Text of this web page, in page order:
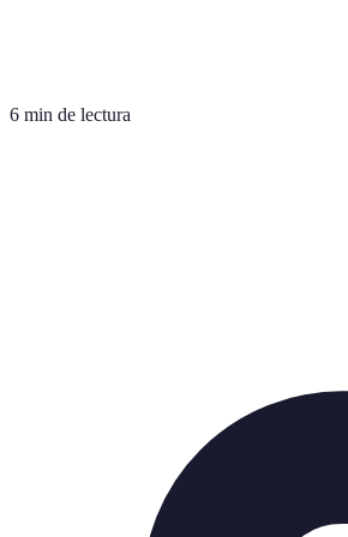
6 min de lectura